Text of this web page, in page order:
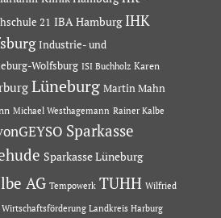
21 IBA Hamburg IHK
Industrie- und
Wolfsburg ISI Buchholz Karen
Lüneburg Martin Mahn
Michael Westhagemann Rainer Kalbe
Sparkasse
Sparkasse Lüneburg
AG Tempowerk TUHH Wilfried
Wirtschaftsförderung Landkreis Harburg